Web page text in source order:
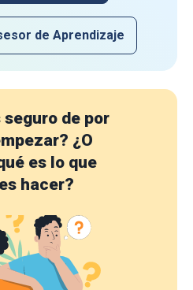
de Aprendizaje
seguro de por
¿O
es lo que
hacer?